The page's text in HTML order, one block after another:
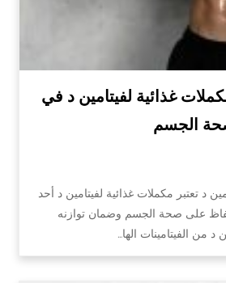
غذائية لفيتامين د في
الجسم
د تعتبر مكملات غذائية لفيتامين د أحد
على صحة الجسم وضمان توازنه
د من الفيتامينات الها…